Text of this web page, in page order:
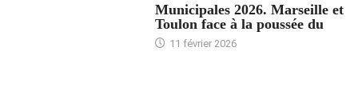
Municipales 2026. Marseille et
Toulon face à la poussée du
11 février 2026